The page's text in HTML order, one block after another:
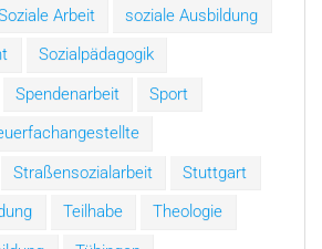
Arbeit
soziale Ausbildung
Sozialpädagogik
Spendenarbeit
Sport
Straßensozialarbeit
Stuttgart
Teilhabe
Theologie